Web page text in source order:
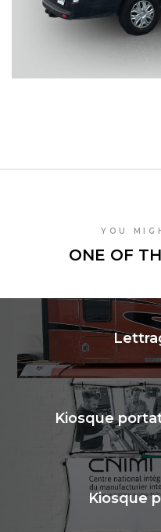
YOU
ONE OF
Kiosque
Kiosque